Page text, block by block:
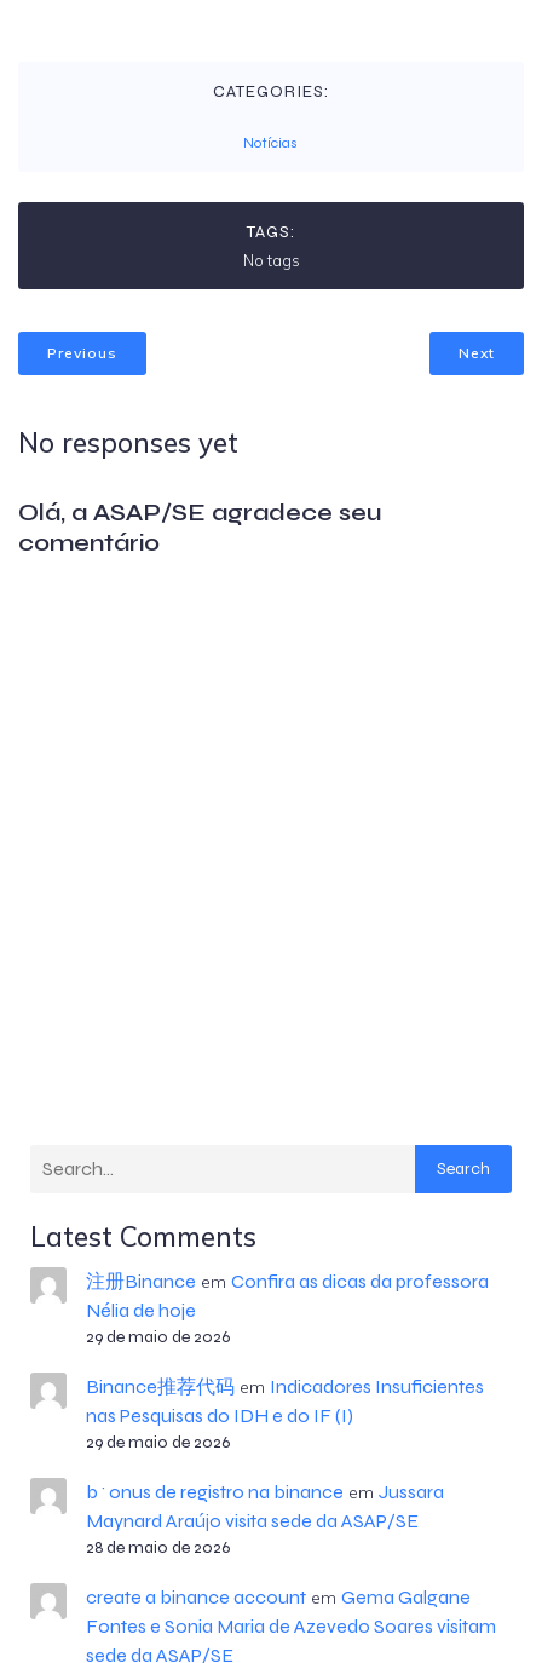
CATEGORIES:
Notícias
TAGS:
No tags
Previous Next
No responses yet
Olá, a ASAP/SE agradece seu
comentário
Search
Latest Comments
注册Binance em Confira as dicas da professora
Nélia de hoje
29 de maio de 2026
Binance推荐代码em Indicadores Insuficientes
nas Pesquisas do IDH e do IF (I)
29 de maio de 2026
b^onus de registro na binance em Jussara
Maynard Araújo visita sede da ASAP/SE
28 de maio de 2026
create a binance accountem Gema Galgane
Fontes e Sonia Maria de Azevedo Soares visitam
sede da ASAP/SE